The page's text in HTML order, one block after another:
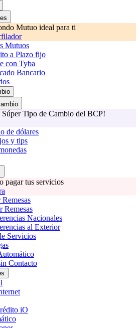
Mutuo ideal para ti
Mutuos
a Plazo fijo
con Tyba
Bancario
Súper Tipo de Cambio del BCP!
de dólares
y tips
pagar tus servicios
Remesas
Nacionales
al Exterior
Servicios
Contacto
iO